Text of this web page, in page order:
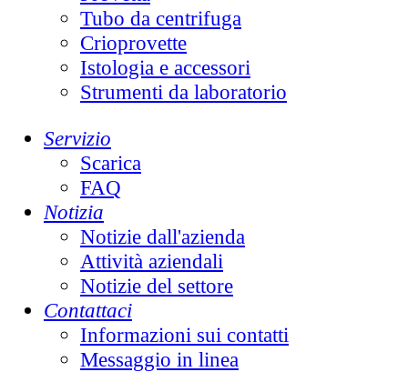
Tubo da centrifuga
Crioprovette
Istologia e accessori
Strumenti da laboratorio
Servizio
Scarica
FAQ
Notizia
Notizie dall'azienda
Attività aziendali
Notizie del settore
Contattaci
Informazioni sui contatti
Messaggio in linea